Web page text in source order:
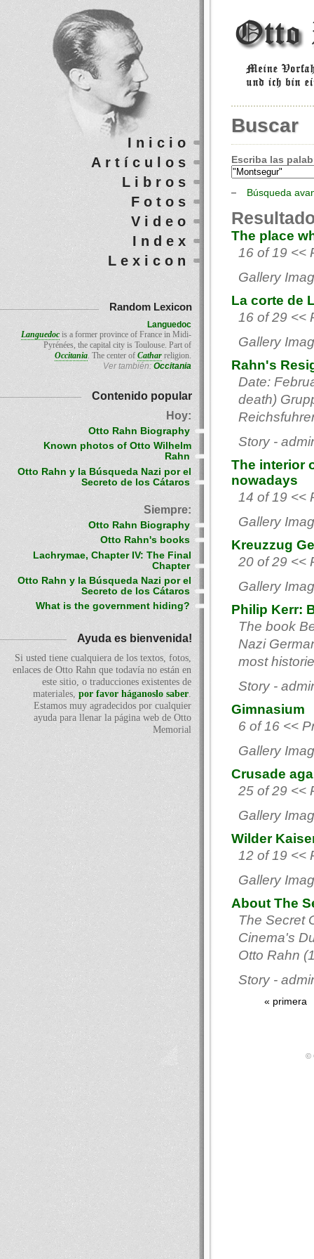
Buscar
Escriba las
Búsqueda
The place
16 of 19 <<
Gallery
La corte de
16 of 29 <<
Gallery
Rahn's
Date:
death)
Story -
The interior
nowadays
14 of 19 <<
Gallery
Kreuzzug
20 of 29 <<
Gallery
Philip Kerr:
The book
Nazi
most
Story -
Gimnasium
6 of 16 <<
Gallery
Crusade
25 of 29 <<
Gallery
Wilder
12 of 19 <<
Gallery
About The
The Secret
Cinema's
Otto Rahn
Story -
« primera
Inicio
Artículos
Libros
Fotos
Video
Index
Lexicon
Random Lexicon
Languedoc
Languedoc is a former province of France in Midi-
Pyrénées, the capital city is Toulouse. Part of
Occitania. The center of Cathar religion.
Ver también:Occitania
Contenido popular
Hoy:
Otto Rahn Biography
Known photos of Otto Wilhelm
Rahn
Otto Rahn y la Búsqueda Nazi por el
Secreto de los Cátaros
Siempre:
Otto Rahn Biography
Otto Rahn's books
Lachrymae, Chapter IV: The Final
Chapter
Otto Rahn y la Búsqueda Nazi por el
Secreto de los Cátaros
What is the government hiding?
Ayuda es bienvenida!
Si usted tiene cualquiera de los textos, fotos,
enlaces de Otto Rahn que todavía no están en
este sitio, o traducciones existentes de
materiales, por favor háganoslo saber.
Estamos muy agradecidos por cualquier
ayuda para llenar la página web de Otto
Memorial
©